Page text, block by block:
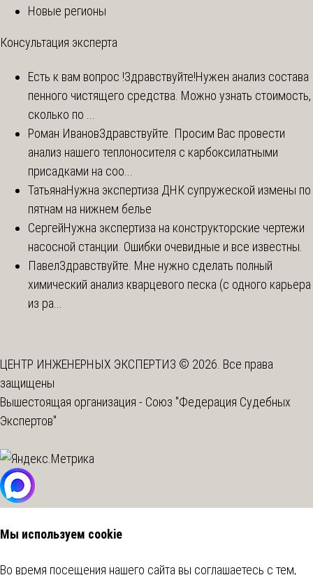
Новые регионы
Консультация эксперта
Есть к вам вопрос !Здравствуйте!Нужен анализ состава
пенного чистящего средства. Можно узнать стоимость,
сколько по ...
Роман ИвановЗдравствуйте. Просим Вас провести
анализ нашего теплоносителя с карбоксилатными
присадками на соо...
ТатьянаНужна экспертиза ДНК супружеской измены по
пятнам на нижнем белье
СергейНужна экспертиза на конструкторские чертежи
насосной станции. Ошибки очевидные и все известны.
ПавелЗдравствуйте. Мне нужно сделать полный
химический анализ кварцевого песка (с одного карьера
из ра...
ЦЕНТР ИНЖЕНЕРНЫХ ЭКСПЕРТИЗ © 2026. Все права
защищены
Вышестоящая организация - Союз "Федерация Судебных
Экспертов"
Мы используем cookie
Во время посещения нашего сайта вы соглашаетесь с тем,